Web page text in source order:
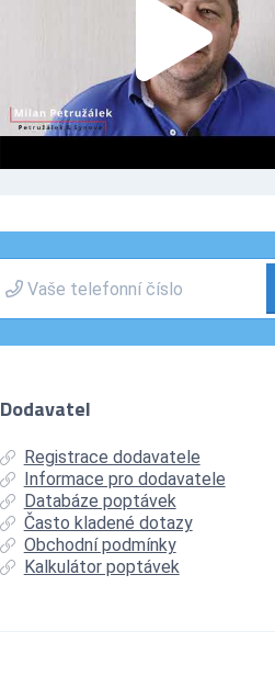
Dodavatel
Registrace dodavatele
Informace pro dodavatele
Databáze poptávek
Často kladené dotazy
Obchodní podmínky
Kalkulátor poptávek